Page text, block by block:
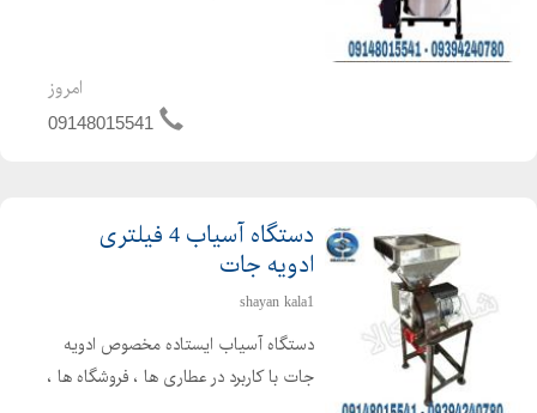
امروز
09148015541
دستگاه آسیاب 4 فیلتری
ادویه جات
shayan kala1
دستگاه آسیاب ایستاده مخصوص ادویه
جات با کاربرد در عطاری ها ، فروشگاه ها ،